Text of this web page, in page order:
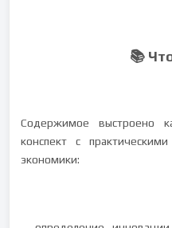
📚
Содержимое выстроено
конспект с
экономики: